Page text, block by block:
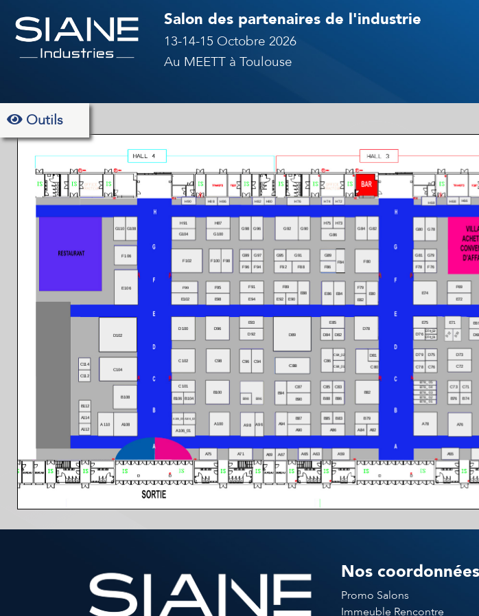
Salon des partenaires de l'industrie
13-14-15 Octobre 2026
Au MEETT à Toulouse
Outils
Nos coordonnées
Promo Salons
Immeuble Rencontre